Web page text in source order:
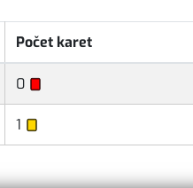
Počet karet
0
1